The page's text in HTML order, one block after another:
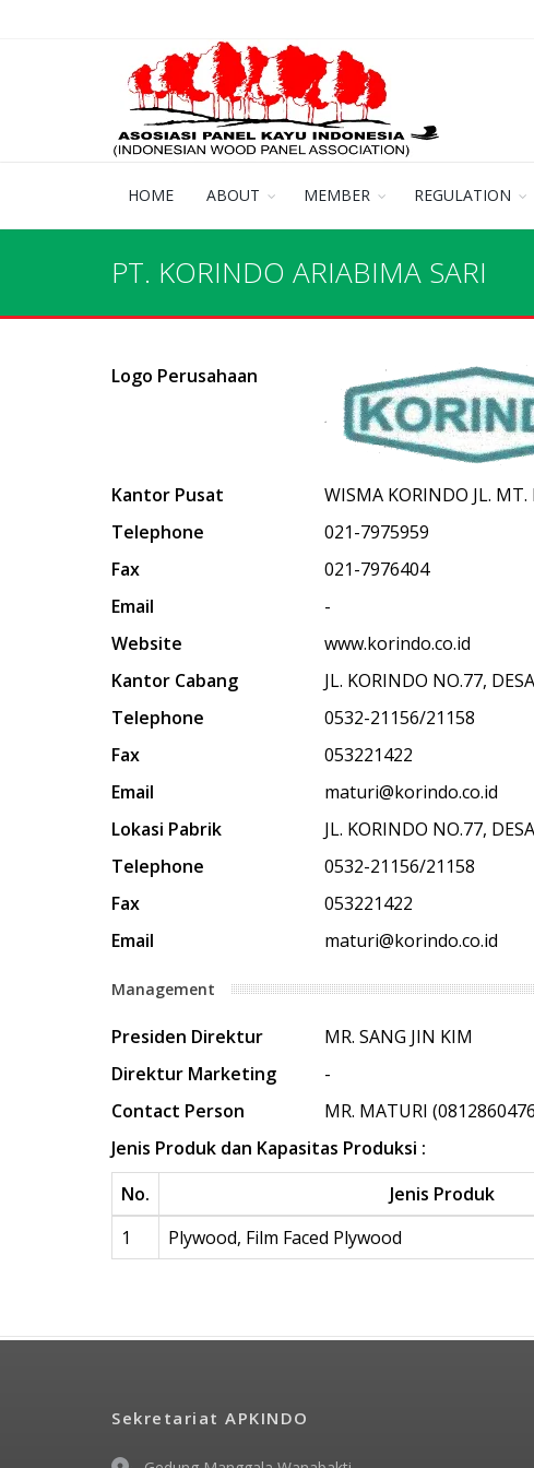
HOME ABOUT MEMBER REGULATION
PT. KORINDO ARIABIMA SARI
Logo Perusahaan
Kantor Pusat
WISMA KORINDO JL. MT.
Telephone
021-7975959
Fax
021-7976404
Email
-
Website
www.korindo.co.id
Kantor Cabang
JL. KORINDO NO.77,
Telephone
0532-21156/21158
Fax
053221422
Email
maturi@korindo.co.id
Lokasi Pabrik
JL. KORINDO NO.77,
Telephone
0532-21156/21158
Fax
053221422
Email
maturi@korindo.co.id
Management
Presiden Direktur
MR. SANG JIN KIM
Direktur Marketing
-
Contact Person
MR. MATURI
Jenis Produk dan Kapasitas Produksi :
No.
Jenis Produk
1
Plywood, Film Faced Plywood
Sekretariat APKINDO